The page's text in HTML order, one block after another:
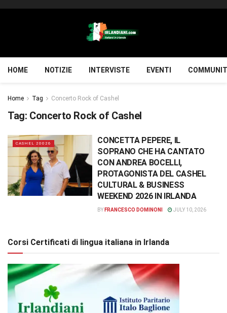
HOME NOTIZIE INTERVISTE EVENTI
Home Tag Concerto Rock of Cashel
Tag: Concerto Rock of Cashel
CASHEL 20026
CONCETTA PEPERE, IL
SOPRANO CHE HA CANTATO
CON ANDREA BOCELLI,
PROTAGONISTA DEL CASHEL
CULTURAL & BUSINESS
WEEKEND 2026 IN IRLANDA
BY FRANCESCO DOMINONI JULY 10, 2026
Corsi Certificati di lingua italiana in Irlanda